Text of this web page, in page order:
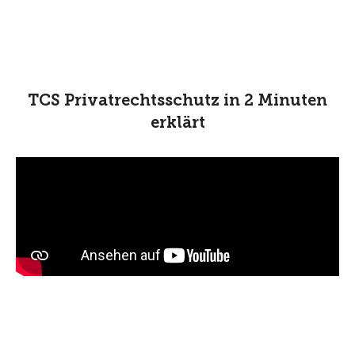
TCS Privatrechtsschutz in 2 Minuten
erklärt